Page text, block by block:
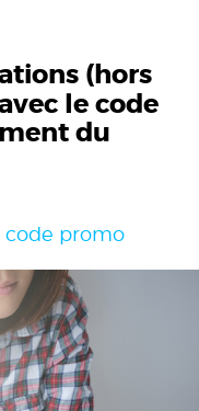
(hors
le code
du
promo